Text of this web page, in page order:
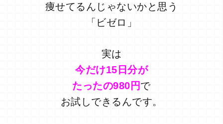
痩せてるんじゃないかと思う
「ビゼロ」
実は
今だけ15日分が
たったの980円で
お試しできるんです。